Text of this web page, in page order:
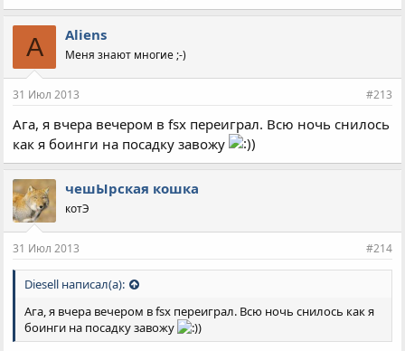
A Aliens
Меня знают многие ;-)
31 Июл 2013 #213
Ага, я вчера вечером в fsx переиграл. Всю ночь снилось
как я боинги на посадку завожу
чешЫрская кошка
котЭ
31 Июл 2013 #214
Diesell написал(а):
Ага, я вчера вечером в fsx переиграл. Всю ночь снилось как я
боинги на посадку завожу